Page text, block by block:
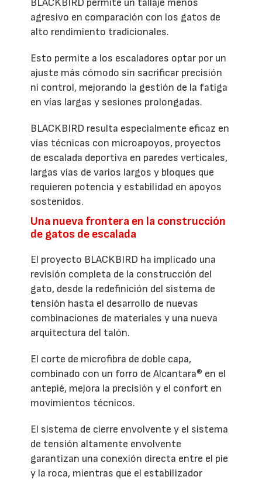
agresivo en comparación con los gatos de
alto rendimiento tradicionales.
Esto permite a los escaladores optar por un
ajuste más cómodo sin sacrificar precisión
ni control, mejorando la gestión de la fatiga
en vías largas y sesiones prolongadas.
BLACKBIRD resulta especialmente eficaz en
vías técnicas con microapoyos, proyectos
de escalada deportiva en paredes verticales,
largas vías de varios largos y bloques que
requieren potencia y estabilidad en apoyos
sostenidos.
Una nueva frontera en la construcción
de gatos de escalada
El proyecto BLACKBIRD ha implicado una
revisión completa de la construcción del
gato, desde la redefinición del sistema de
tensión hasta el desarrollo de nuevas
combinaciones de materiales y una nueva
arquitectura del talón.
El corte de microfibra de doble capa,
combinado con un forro de Alcantara® en el
antepié, mejora la precisión y el confort en
movimientos técnicos.
El sistema de cierre envolvente y el sistema
de tensión altamente envolvente
garantizan una conexión directa entre el pie
y la roca, mientras que el estabilizador